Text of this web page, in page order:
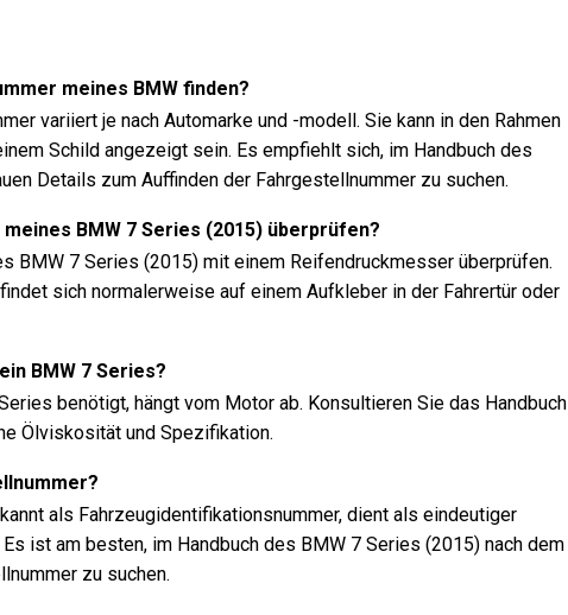
meines BMW finden?
variiert je nach Automarke und -modell. Sie kann in den Rahmen
Schild angezeigt sein. Es empfiehlt sich, im Handbuch des
Details zum Auffinden der Fahrgestellnummer zu suchen.
BMW 7 Series (2015) überprüfen?
BMW 7 Series (2015) mit einem Reifendruckmesser überprüfen.
sich normalerweise auf einem Aufkleber in der Fahrertür oder
BMW 7 Series?
benötigt, hängt vom Motor ab. Konsultieren Sie das Handbuch
Ölviskosität und Spezifikation.
als Fahrzeugidentifikationsnummer, dient als eindeutiger
ist am besten, im Handbuch des BMW 7 Series (2015) nach dem
zu suchen.